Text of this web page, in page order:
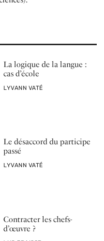
La logique de la langue :
cas d’école
PAR
LYVANN VATÉ
Le désaccord du participe
passé
PAR
LYVANN VATÉ
Contracter les chefs-
d’œuvre ?